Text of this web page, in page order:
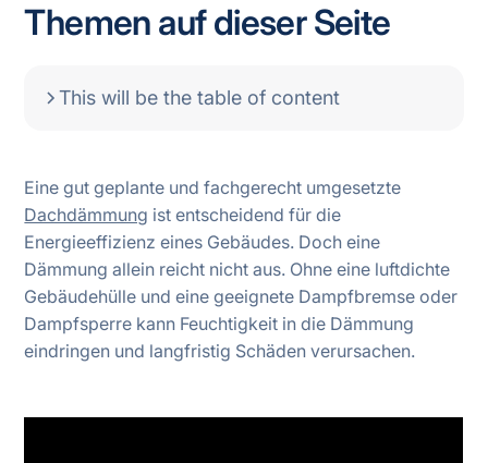
Themen auf dieser Seite
This will be the table of content
Eine gut geplante und fachgerecht umgesetzte
Dachdämmung ist entscheidend für die
Energieeffizienz eines Gebäudes. Doch eine
Dämmung allein reicht nicht aus. Ohne eine luftdichte
Gebäudehülle und eine geeignete Dampfbremse oder
Dampfsperre kann Feuchtigkeit in die Dämmung
eindringen und langfristig Schäden verursachen.